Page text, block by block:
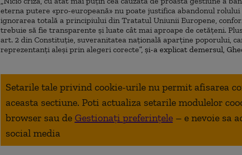
eterna putere «pro-europeană»nu poate justifica abandonul
ignorarea totală a principiului din Tratatul Uniunii Europene,
trebuie să fie transparente și luate cât mai aproape de cetățeni.
art. 2 din Constituție, suveranitatea națională aparține poporului,
reprezentanți aleși prin alegeri corecte”, și-a explicat demersul,
Setarile tale privind cookie-urile nu permit afisarea
aceasta sectiune. Poti actualiza setarile modulelor
browser sau de Gestionați preferințele – e nevoie sa
social media